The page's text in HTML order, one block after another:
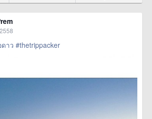
าว #thetrippacker